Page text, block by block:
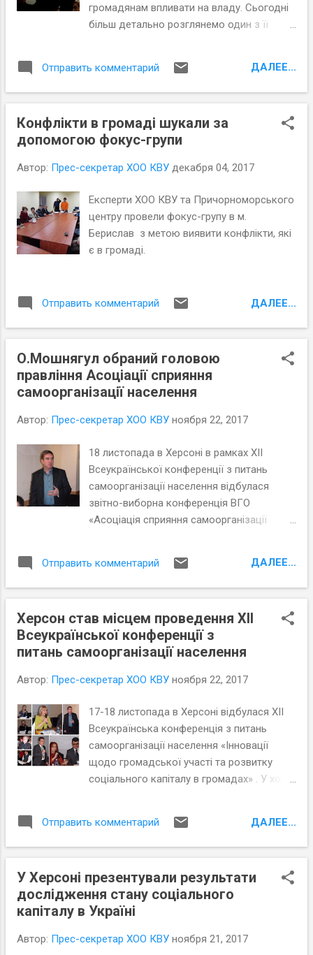
громадянам впливати на владу. Сьогодні
більш детально розглянемо один з її
самоврядування», члени територіальної
громади мають право ініціювати розгляд
будь-якого питання, віднесеного до
відання місцевого самоврядування.
прописані в Статуті територіальної
матеріалі читайте, як місцеві ініціативи
використовувалися в Херсоні та як можна
було б вдосконалити цю процедуру.
Отправить комментарий ДАЛЕЕ...
Конфлікти в громаді шукали за
допомогою фокус-групи
Автор: Прес-секретар ХОО КВУ декабря 04, 2017
Експерти ХОО КВУ та Причорноморського
центру провели фокус-групу в м.
Берислав з метою виявити конфлікти, які
є в громаді.
Отправить комментарий ДАЛЕЕ...
О.Мошнягул обраний головою
правління Асоціації сприяння
самоорганізації населення
Автор: Прес-секретар ХОО КВУ ноября 22, 2017
18 листопада в Херсоні в рамках XII
Всеукраїнської конференції з питань
самоорганізації населення відбулася
звітно-виборна конференція ВГО
«Асоціація сприяння самоорганізації
тому числі, керівник Причорноморського
центру політичних та соціальних
обраний головою правління Асоціації.
Отправить комментарий ДАЛЕЕ...
Херсон став місцем проведення XII
Всеукраїнської конференції з
питань самоорганізації населення
Автор: Прес-секретар ХОО КВУ ноября 22, 2017
17-18 листопада в Херсоні відбулася XII
Всеукраїнська конференція з питань
самоорганізації населення «Інновації
щодо громадської участі та розвитку
соціального капіталу в громадах» . У ході
розвитку соціального капіталу в Україні,
були презентовані результати
соціального капіталу у громадах та умови
для його розвитку» . Учасники
конференції обговорили законодавче та
розвитку соціального капіталу в
Отправить комментарий ДАЛЕЕ...
У Херсоні презентували результати
дослідження стану соціального
капіталу в Україні
Автор: Прес-секретар ХОО КВУ ноября 21, 2017